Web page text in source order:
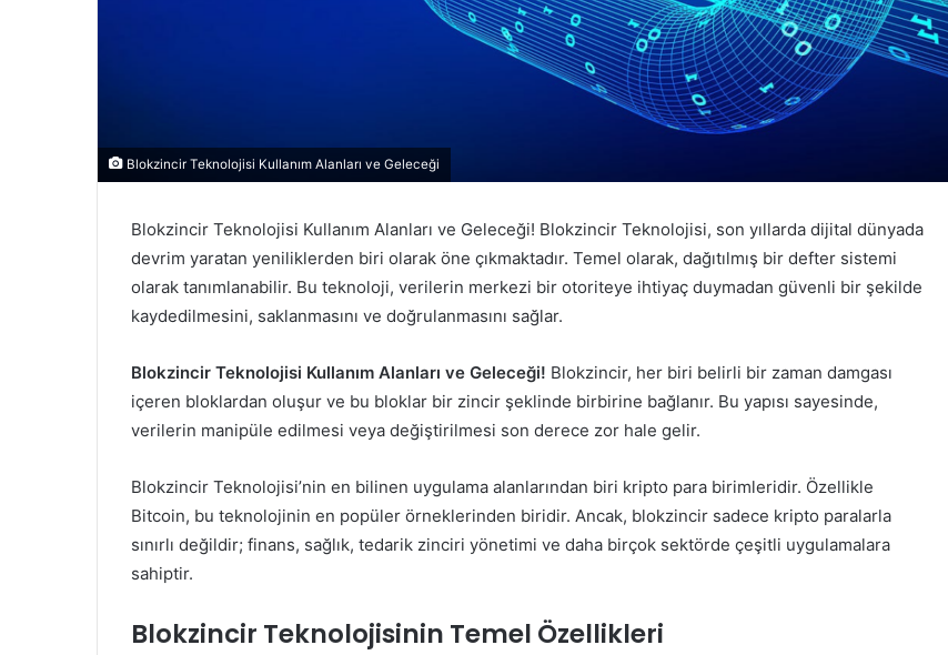
Blokzincir Teknolojisi Kullanım Alanları ve Geleceği
Blokzincir Teknolojisi Kullanım Alanları ve Geleceği! Blokzincir Teknolojisi, son yıllarda dijital dünyada
devrim yaratan yeniliklerden biri olarak öne çıkmaktadır. Temel olarak, dağıtılmış bir defter sistemi
olarak tanımlanabilir. Bu teknoloji, verilerin merkezi bir otoriteye ihtiyaç duymadan güvenli bir şekilde
kaydedilmesini, saklanmasını ve doğrulanmasını sağlar.
Blokzincir Teknolojisi Kullanım Alanları ve Geleceği! Blokzincir, her biri belirli bir zaman damgası
içeren bloklardan oluşur ve bu bloklar bir zincir şeklinde birbirine bağlanır. Bu yapısı sayesinde,
verilerin manipüle edilmesi veya değiştirilmesi son derece zor hale gelir.
Blokzincir Teknolojisi’nin en bilinen uygulama alanlarından biri kripto para birimleridir. Özellikle
Bitcoin, bu teknolojinin en popüler örneklerinden biridir. Ancak, blokzincir sadece kripto paralarla
sınırlı değildir; finans, sağlık, tedarik zinciri yönetimi ve daha birçok sektörde çeşitli uygulamalara
sahiptir.
Blokzincir Teknolojisinin Temel Özellikleri